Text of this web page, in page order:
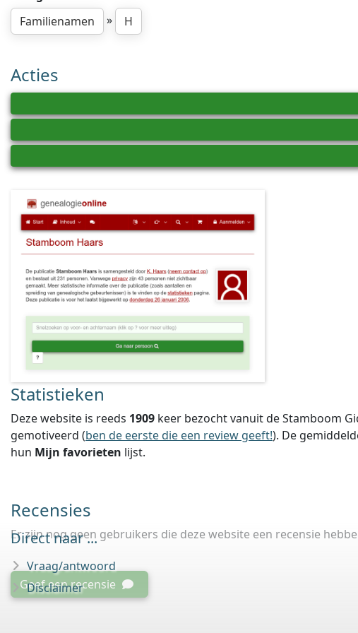
Familienamen
» H
Acties
Statistieken
Deze website is reeds 1909 keer bezocht vanuit de Stamboom
gemotiveerd (ben de eerste die een review geeft!). De
hun Mijn favorieten lijst.
Recensies
Er zijn nog geen gebruikers die deze website een recensie
Geef een recensie
Direct naar ...
Vraag/antwoord
Disclaimer